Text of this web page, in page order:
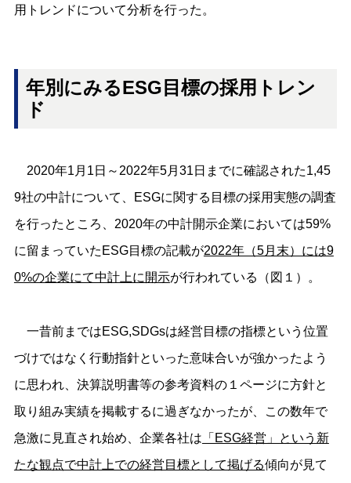
用トレンドについて分析を行った。
年別にみるESG目標の採用トレン
ド
2020年1月1日～2022年5月31日までに確認された1,45
9社の中計について、ESGに関する目標の採用実態の調査
を行ったところ、2020年の中計開示企業においては59%
に留まっていたESG目標の記載が2022年（5月末）には9
0%の企業にて中計上に開示が行われている（図１）。
一昔前まではESG,SDGsは経営目標の指標という位置
づけではなく行動指針といった意味合いが強かったよう
に思われ、決算説明書等の参考資料の１ページに方針と
取り組み実績を掲載するに過ぎなかったが、この数年で
急激に見直され始め、企業各社は 「ESG経営」という新
たな観点で中計上での経営目標として掲げる傾向が見て